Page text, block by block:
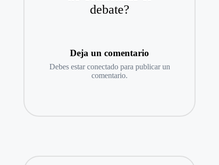
debate?
Deja un comentario
Debes estarconectadopara publicar un
comentario.